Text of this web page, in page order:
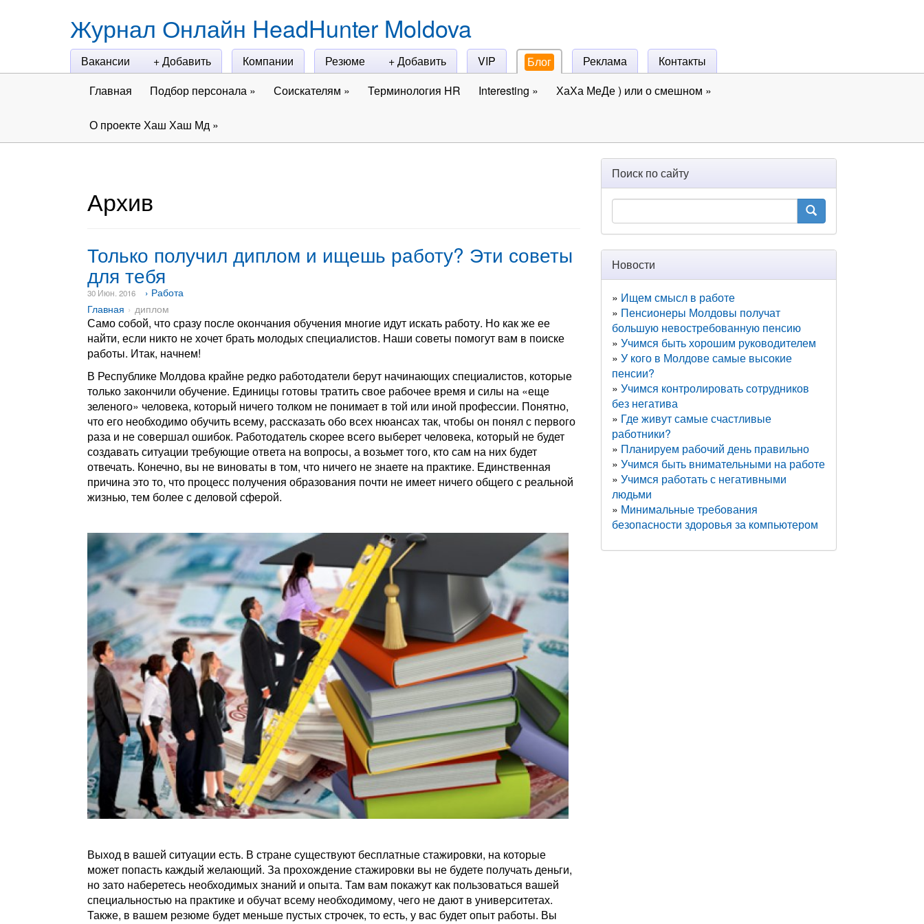
Журнал Онлайн HeadHunter Moldova
Вакансии + Добавить Компании Резюме + Добавить VIP Блог Реклама
Контакты
Главная
Подбор персонала » Соискателям » Терминология HR Interesting » ХаХа МеДе ) или о смешном »
О проекте Хаш Хаш Мд »
Архив
Только получил диплом и ищешь работу? Эти советы
для тебя
30 Июн. 2016
› Работа
Главная
диплом
Само собой, что сразу после окончания обучения многие идут искать работу. Но как же ее
найти, если никто не хочет брать молодых специалистов. Наши советы помогут вам в поиске
работы. Итак, начнем!
В Республике Молдова крайне редко работодатели берут начинающих специалистов, которые
только закончили обучение. Единицы готовы тратить свое рабочее время и силы на «еще
зеленого» человека, который ничего толком не понимает в той или иной профессии. Понятно,
что его необходимо обучить всему, рассказать обо всех нюансах так, чтобы он понял с первого
раза и не совершал ошибок. Работодатель скорее всего выберет человека, который не будет
создавать ситуации требующие ответа на вопросы, а возьмет того, кто сам на них будет
отвечать. Конечно, вы не виноваты в том, что ничего не знаете на практике. Единственная
причина это то, что процесс получения образования почти не имеет ничего общего с реальной
жизнью, тем более с деловой сферой.
Выход в вашей ситуации есть. В стране существуют бесплатные стажировки, на которые
может попасть каждый желающий. За прохождение стажировки вы не будете получать деньги,
но зато наберетесь необходимых знаний и опыта. Там вам покажут как пользоваться вашей
специальностью на практике и обучат всему необходимому, чего не дают в университетах.
Также, в вашем резюме будет меньше пустых строчек, то есть, у вас будет опыт работы. Вы
Поиск по сайту
Новости
Ищем смысл в работе
Пенсионеры Молдовы получат
большую невостребованную пенсию
Учимся быть хорошим руководителем
У кого в Молдове самые высокие
пенсии?
Учимся контролировать сотрудников
без негатива
Где живут самые счастливые
работники?
Планируем рабочий день правильно
Учимся быть внимательными на работе
Учимся работать с негативными
людьми
Минимальные требования
безопасности здоровья за компьютером